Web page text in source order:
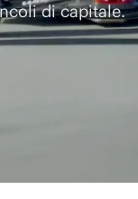
di capitale.